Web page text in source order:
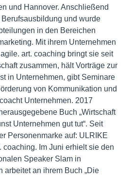
und Hannover. Anschließend
und wurde
in den Bereichen
Mit ihrem Unternehmen
art. coaching bringt sie seit
zusammen, hält Vorträge zur
in Unternehmen, gibt Seminare
von Kommunikation und
Unternehmen. 2017
Buch „Wirtschaft
Unternehmen gut tut“. Seit
Personenmarke auf: ULRIKE
coaching. Im Juni erhielt sie den
Speaker Slam in
arbeitet an ihrem Buch „Die